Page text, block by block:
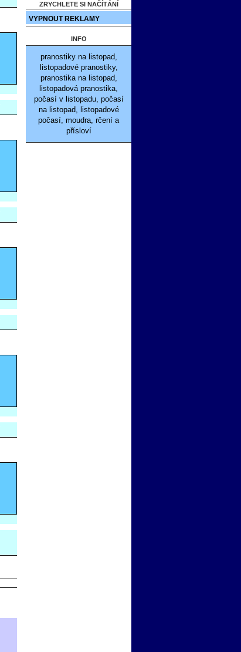
ZRYCHLETE SI NAČÍTÁNÍ
VYPNOUT REKLAMY
INFO
pranostiky na listopad,
listopadové pranostiky,
pranostika na listopad,
listopadová pranostika,
počasí v listopadu, počasí
na listopad, listopadové
počasí, moudra, rčení a
přísloví